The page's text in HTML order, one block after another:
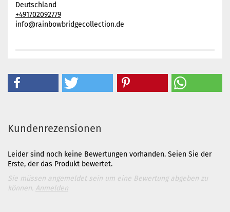
Deutschland
+491702092779
info@rainbowbridgecollection.de
Kundenrezensionen
Leider sind noch keine Bewertungen vorhanden. Seien Sie der
Erste, der das Produkt bewertet.
Sie müssen angemeldet sein um eine Bewertung abgeben zu
können. Anmelden